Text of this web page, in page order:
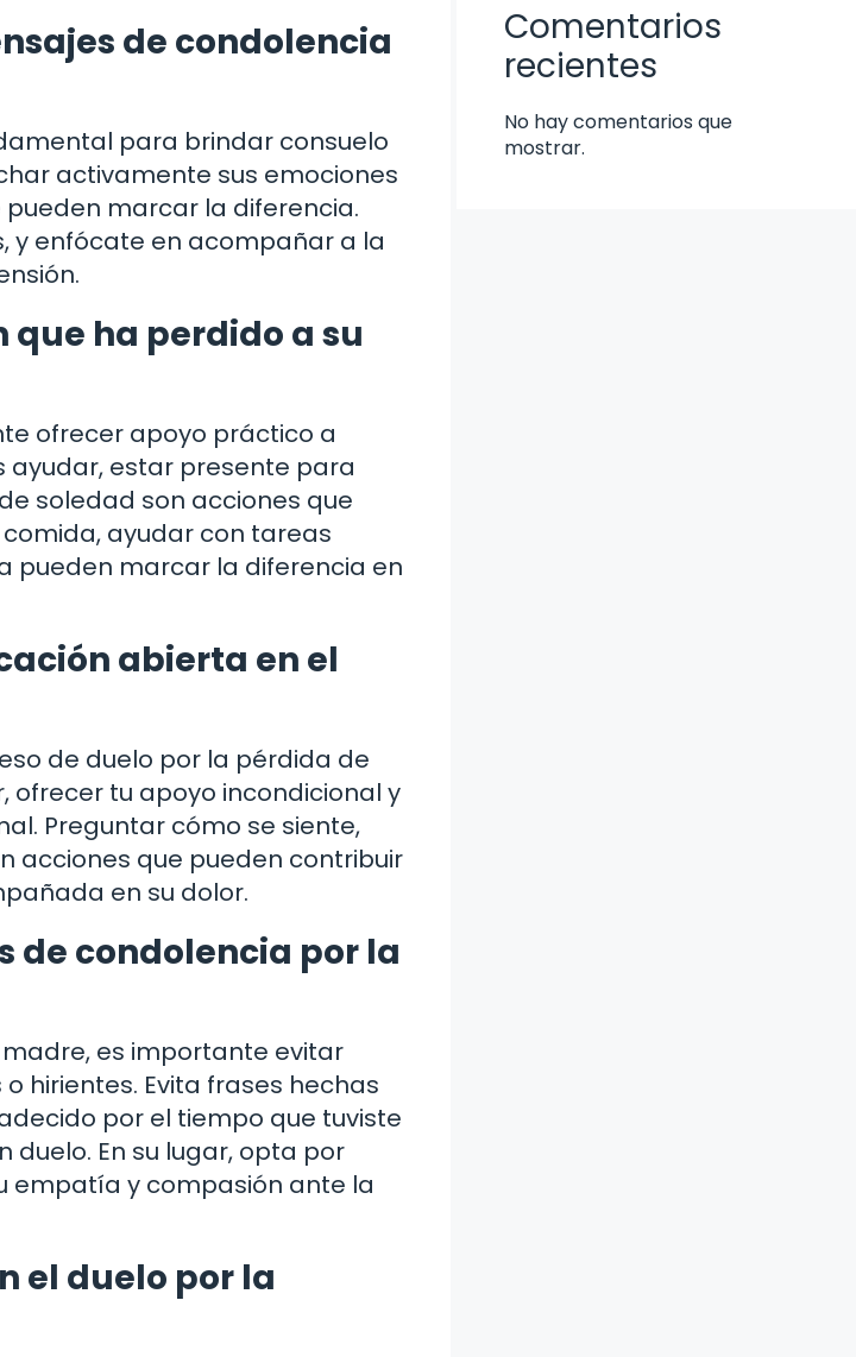
de condolencia
para brindar consuelo
activamente sus emociones
marcar la diferencia.
y enfócate en acompañar a la
ha perdido a su
ofrecer apoyo práctico a
ayudar, estar presente para
soledad son acciones que
ayudar con tareas
pueden marcar la diferencia en
abierta en el
de duelo por la pérdida de
ofrecer tu apoyo incondicional y
Preguntar cómo se siente,
acciones que pueden contribuir
en su dolor.
de condolencia por la
es importante evitar
hirientes. Evita frases hechas
por el tiempo que tuviste
duelo. En su lugar, opta por
empatía y compasión ante la
el duelo por la
Comentarios
recientes
No hay comentarios que
mostrar.